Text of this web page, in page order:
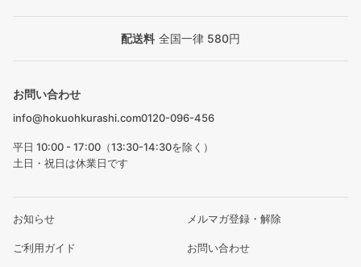
配送料 全国一律 580円
お問い合わせ
info@hokuohkurashi.com0120-096-456
平日 10:00 - 17:00（13:30-14:30を除く）
土日・祝日は休業日です
お知らせ メルマガ登録・解除
ご利用ガイド お問い合わせ